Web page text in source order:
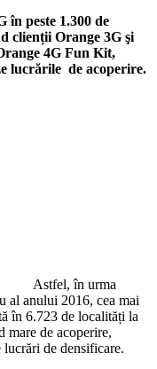
în peste 1.300 de
clienții Orange 3G şi
4G Fun Kit,
lucrările de acoperire.
Astfel, în urma
al anului 2016, cea mai
în 6.723 de localități la
mare de acoperire,
de densificare.